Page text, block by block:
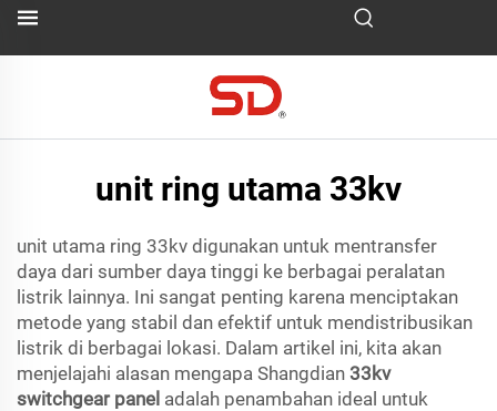
unit ring utama 33kv
unit utama ring 33kv digunakan untuk mentransfer
daya dari sumber daya tinggi ke berbagai peralatan
listrik lainnya. Ini sangat penting karena menciptakan
metode yang stabil dan efektif untuk mendistribusikan
listrik di berbagai lokasi. Dalam artikel ini, kita akan
menjelajahi alasan mengapa Shangdian 33kv
switchgear panel adalah penambahan ideal untuk